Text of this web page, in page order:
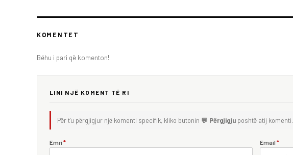
KOMENTET
Bëhu i pari që komenton!
LINI NJË KOMENT TË RI
Për t'u përgjigjur një komenti specifik, kliko butonin 💬 Përgjigju poshtë atij komenti.
Emri * Email *